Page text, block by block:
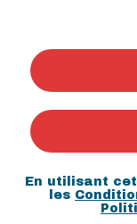
En utilisant
les